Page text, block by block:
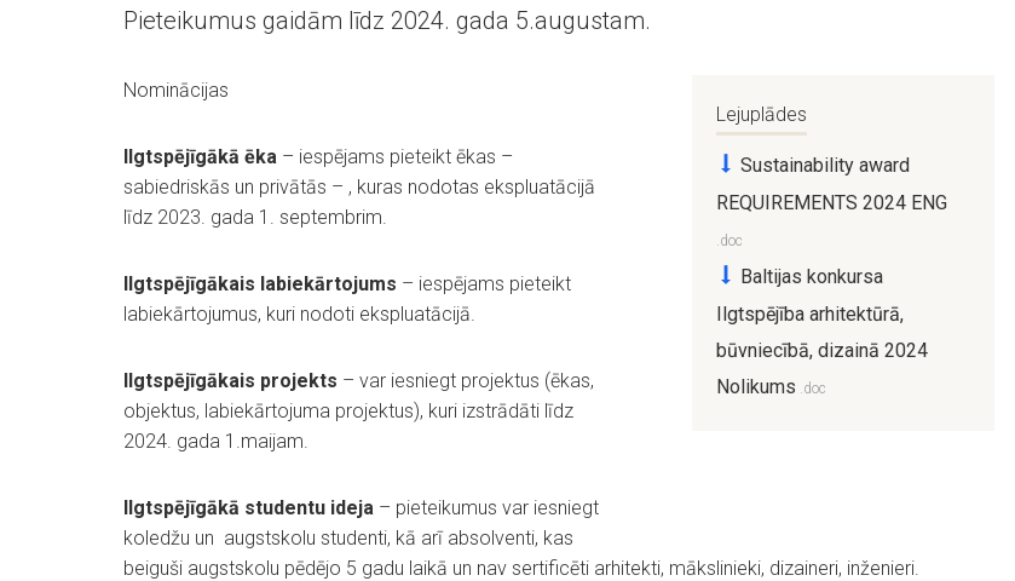
Pieteikumus gaidām līdz 2024. gada 5.augustam.
Lejuplādes
Sustainability award
REQUIREMENTS 2024 ENG
Baltijas konkursa
Ilgtspējība arhitektūrā,
būvniecībā, dizainā 2024
Nolikums
Nominācijas
Ilgtspējīgākā ēka – iespējams pieteikt ēkas –
sabiedriskās un privātās – , kuras nodotas ekspluatācijā
līdz 2023. gada 1. septembrim.
Ilgtspējīgākais labiekārtojums – iespējams pieteikt
labiekārtojumus, kuri nodoti ekspluatācijā.
Ilgtspējīgākais projekts – var iesniegt projektus (ēkas,
objektus, labiekārtojuma projektus), kuri izstrādāti līdz
2024. gada 1.maijam.
Ilgtspējīgākā studentu ideja – pieteikumus var iesniegt
koledžu un augstskolu studenti, kā arī absolventi, kas
beiguši augstskolu pēdējo 5 gadu laikā un nav sertificēti arhitekti, mākslinieki, dizaineri, inženieri.